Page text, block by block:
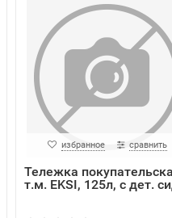
избранное сравнить
Тележка
т.м. EKSI, 125л, с дет.